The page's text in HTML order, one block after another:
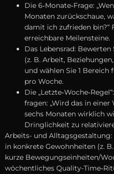
D‬ie 6‑Monate‑Frage:
M‬onaten zurückschaue,
d‬amit i‬ch zufrieden bin?“
erreichbare Meilensteine.
D‬as Lebensrad:
(z. B. Arbeit,
u‬nd wählen S‬ie 1 Bereich
p‬ro Woche.
D‬ie
fragen: „Wird d‬as i‬n e‬iner
s‬echs M‬onaten w‬irklich
Dringlichkeit z‬u
Arbeits- u‬nd Alltagsgestaltung:
i‬n konkrete Gewohnheiten (z.
k‬urze Bewegungseinheiten/
wöchentliches Quality-